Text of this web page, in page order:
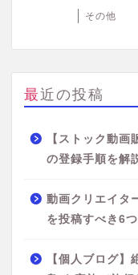
その他
最近の投稿
【ストック動画
の登録手順を解
動画クリエイタ
を投稿すべき6
【個人ブログ】